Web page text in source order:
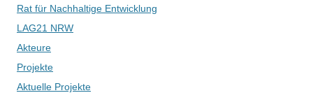
Rat für Nachhaltige Entwicklung
LAG21 NRW
Akteure
Projekte
Aktuelle Projekte